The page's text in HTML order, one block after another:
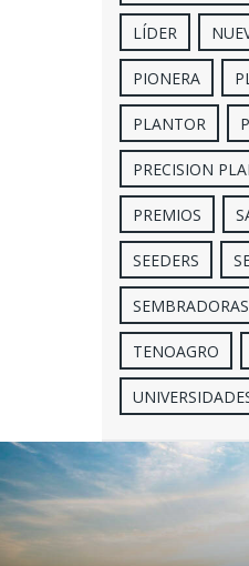
LÍDER
PIONERA
PLANTOR
PRECISION
PREMIOS
SEEDERS
SEMBRADORAS
TENOAGRO